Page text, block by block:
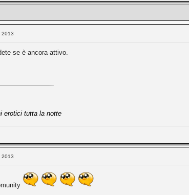
2013
se è ancora attivo.
erotici tutta la notte
2013